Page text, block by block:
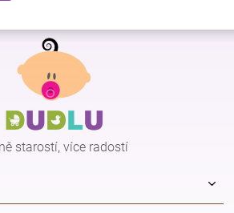
starostí, více radostí